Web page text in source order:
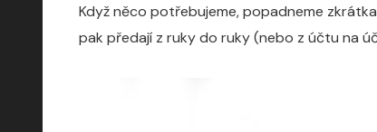
Když něco potřebujeme, popadneme
pak předají z ruky do ruky (nebo z účtu na